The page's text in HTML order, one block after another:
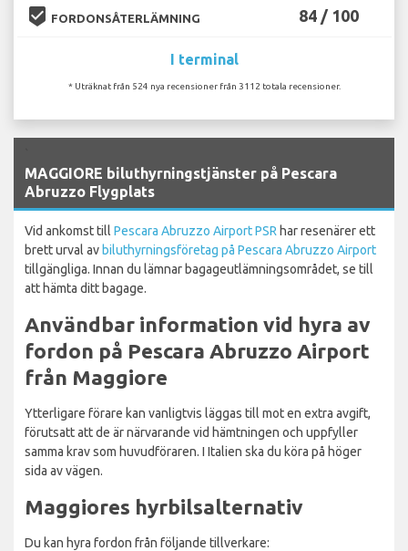
beenhere FORDONSÅTERLÄMNING 84 / 100
I terminal
* Uträknat från 524 nya recensioner från 3112 totala recensioner.
MAGGIORE biluthyrningstjänster på Pescara
Abruzzo Flygplats
Vid ankomst till Pescara Abruzzo Airport PSR har resenärer ett
brett urval avbiluthyrningsföretag på Pescara Abruzzo Airport
tillgängliga. Innan du lämnar bagageutlämningsområdet, se till
att hämta ditt bagage.
Användbar information vid hyra av
fordon på Pescara Abruzzo Airport
från Maggiore
Ytterligare förare kan vanligtvis läggas till mot en extra avgift,
förutsatt att de är närvarande vid hämtningen och uppfyller
samma krav som huvudföraren. I Italien ska du köra på höger
sida av vägen.
Maggiores hyrbilsalternativ
Du kan hyra fordon från följande tillverkare: